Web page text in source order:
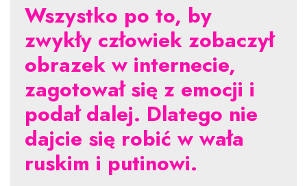
Wszystko po to, by
zwykły człowiek zobaczył
obrazek w internecie,
zagotował się z emocji i
podał dalej. Dlatego nie
dajcie się robić w wała
ruskim i putinowi.